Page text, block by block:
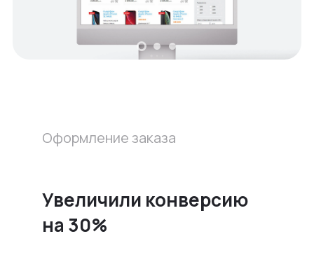
Оформление заказа
Увеличили конверсию
на 30%